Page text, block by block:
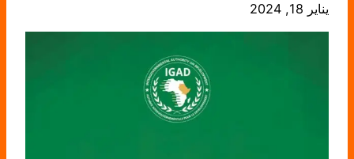
يناير 18, 2024